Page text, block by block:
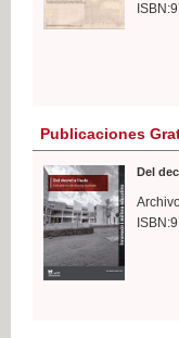
Publicaciones
Del